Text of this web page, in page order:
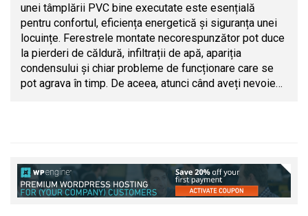
unei tâmplării PVC bine executate este esențială
pentru confortul, eficiența energetică și siguranța unei
locuințe. Ferestrele montate necorespunzător pot duce
la pierderi de căldură, infiltrații de apă, apariția
condensului și chiar probleme de funcționare care se
pot agrava în timp. De aceea, atunci când aveți nevoie…